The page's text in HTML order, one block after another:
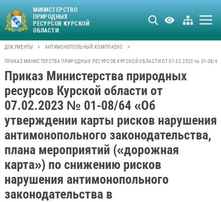
МИНИСТЕРСТВО
ПРИРОДНЫХ
РЕСУРСОВ КУРСКОЙ
ОБЛАСТИ
ДОКУМЕНТЫ > АНТИМОНОПОЛЬНЫЙ КОМПЛАЕНС >
ПРИКАЗ МИНИСТЕРСТВА ПРИРОДНЫХ РЕСУРСОВ КУРСКОЙ ОБЛАСТИ ОТ 07.02.2023 № 01-
Приказ Министерства природных
ресурсов Курской области от
07.02.2023 № 01-08/64 «Об
утверждении карты рисков нарушения
антимонопольного законодательства,
плана мероприятий («дорожная
карта») по снижению рисков
нарушения антимонопольного
законодательства в